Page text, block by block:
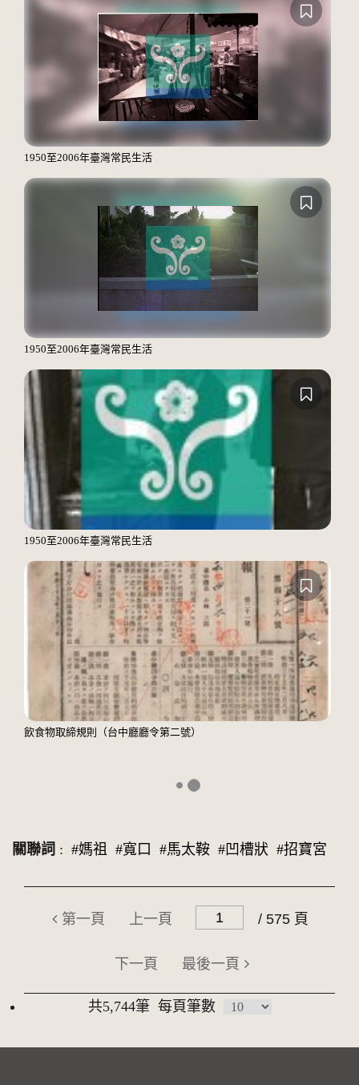
1950至2006年臺灣常民生活
1950至2006年臺灣常民生活
1950至2006年臺灣常民生活
飲食物取締規則（台中廳廳令第二號）
關聯詞 : #媽祖 #寬口 #馬太鞍 #凹槽狀 #招寶宮
第一頁 上一頁 / 575 頁
下一頁 最後一頁
共5,744筆 每頁筆數